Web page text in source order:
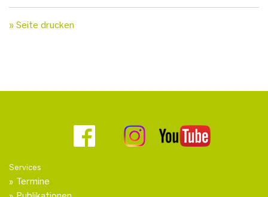
» Seite drucken
Services
Termine